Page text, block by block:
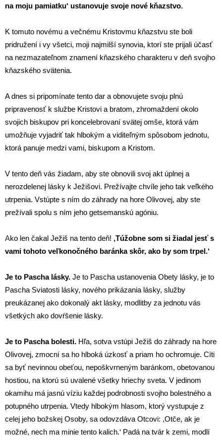
na moju pamiatku‘ ustanovuje svoje nové kňazstvo.
K tomuto novému a večnému Kristovmu kňazstvu ste boli
pridružení i vy všetci, moji najmilší synovia, ktorí ste prijali účasť
na nezmazateľnom znamení kňazského charakteru v deň svojho
kňazského svätenia.
A dnes si pripomínate tento dar a obnovujete svoju plnú
pripravenosť k službe Kristovi a bratom, zhromaždení okolo
svojich biskupov pri koncelebrovaní svätej omše, ktorá vám
umožňuje vyjadriť tak hlbokým a viditeľným spôsobom jednotu,
ktorá panuje medzi vami, biskupom a Kristom.
V tento deň vás žiadam, aby ste obnovili svoj akt úplnej a
nerozdelenej lásky k Ježišovi. Prežívajte chvíle jeho tak veľkého
utrpenia. Vstúpte s ním do záhrady na hore Olivovej, aby ste
prežívali spolu s ním jeho getsemanskú agóniu.
Ako len čakal Ježiš na tento deň! ,Túžobne som si žiadal jesť s
vami tohoto veľkonočného baránka skôr, ako by som trpel.‘
Je to Pascha lásky. Je to Pascha ustanovenia Obety lásky, je to
Pascha Sviatosti lásky, nového prikázania lásky, služby
preukázanej ako dokonalý akt lásky, modlitby za jednotu vás
všetkých ako dovŕšenie lásky.
Je to Pascha bolesti. Hľa, sotva vstúpi Ježiš do záhrady na hore
Olivovej, zmocní sa ho hlboká úzkosť a priam ho ochromuje. Cíti
sa byť nevinnou obeťou, nepoškvrneným baránkom, obetovanou
hostiou, na ktorú sú uvalené všetky hriechy sveta. V jedinom
okamihu má jasnú víziu každej podrobnosti svojho bolestného a
potupného utrpenia. Vtedy hlbokým hlasom, ktorý vystupuje z
celej jeho božskej Osoby, sa odovzdáva Otcovi: ,Otče, ak je
možné, nech ma minie tento kalich.‘ Padá na tvár k zemi, modlí